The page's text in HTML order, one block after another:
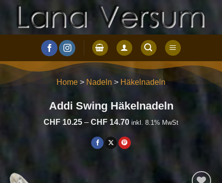
springen
Home > Nadeln > Häkelnadeln
Addi Swing Häkelnadeln
CHF 10.25 – CHF 14.70Preisspanne:
bis
CHF 14.70
inkl. 8.1% MwSt